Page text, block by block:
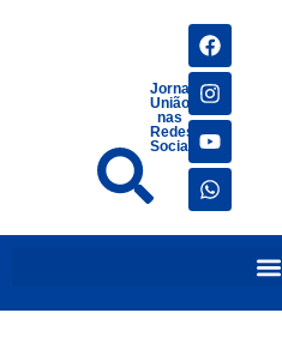
Jornais
União
nas
Redes
Sociais